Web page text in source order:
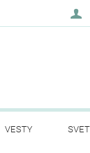
VESTY